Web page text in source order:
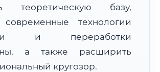
оригиналов:
~3 576 км
СДЭК / Почтой: 5–7 рабочих дней
теоретическую базу,
современные технологии
и переработки
а также расширить
кругозор.